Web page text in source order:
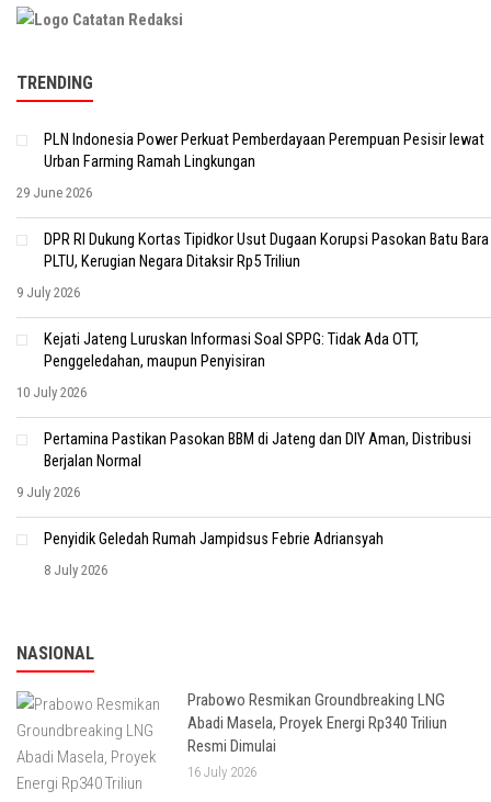
TRENDING
PLN Indonesia Power Perkuat Pemberdayaan Perempuan Pesisir lewat
Urban Farming Ramah Lingkungan
29 June 2026
DPR RI Dukung Kortas Tipidkor Usut Dugaan Korupsi Pasokan Batu Bara
PLTU, Kerugian Negara Ditaksir Rp5 Triliun
9 July 2026
Kejati Jateng Luruskan Informasi Soal SPPG: Tidak Ada OTT,
Penggeledahan, maupun Penyisiran
10 July 2026
Pertamina Pastikan Pasokan BBM di Jateng dan DIY Aman, Distribusi
Berjalan Normal
9 July 2026
Penyidik Geledah Rumah Jampidsus Febrie Adriansyah
8 July 2026
NASIONAL
Prabowo Resmikan Groundbreaking LNG
Abadi Masela, Proyek Energi Rp340 Triliun
Resmi Dimulai
16 July 2026